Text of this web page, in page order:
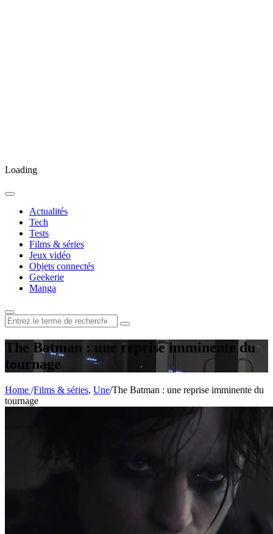
Loading
Actualités
Tech
Tests
Films & séries
Jeux vidéo
Objets connectés
Geekerie
Manga
Rechercher
:
The Batman : une reprise imminente du
tournage
Home /Films & séries, Une/The Batman : une reprise imminente du
tournage